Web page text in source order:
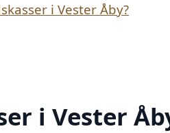
i Vester Åby?
i Vester